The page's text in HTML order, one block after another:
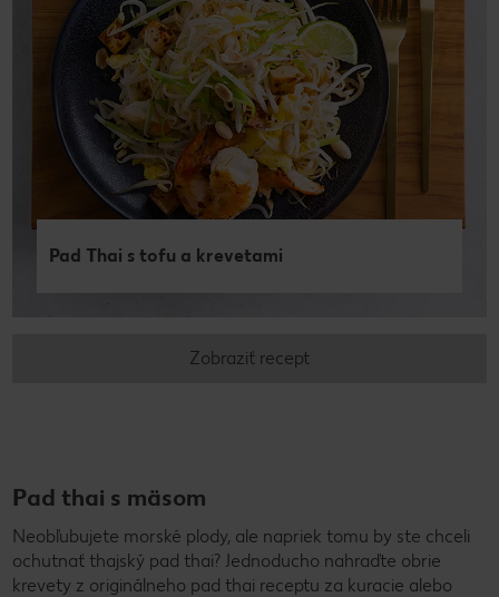
Pad Thai s tofu a krevetami
Zobraziť recept
Pad thai s mäsom
Neobľubujete morské plody, ale napriek tomu by ste chceli
ochutnať thajský pad thai? Jednoducho nahraďte obrie
krevety z originálneho pad thai receptu za kuracie alebo